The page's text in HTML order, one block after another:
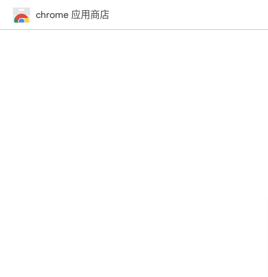
chrome 应用商店